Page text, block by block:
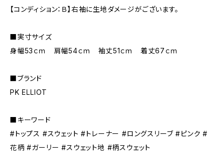
【コンディション：Ｂ】右袖に生地ダメージがございます。
■実寸サイズ
身幅53ｃｍ 肩幅54ｃｍ 袖丈51ｃｍ 着丈67ｃｍ
■ブランド
PK ELLIOT
■キーワード
#トップス #スウェット #トレーナー #ロングスリーブ #ピンク #
花柄 #ガーリー #スウェット地 #柄スウェット